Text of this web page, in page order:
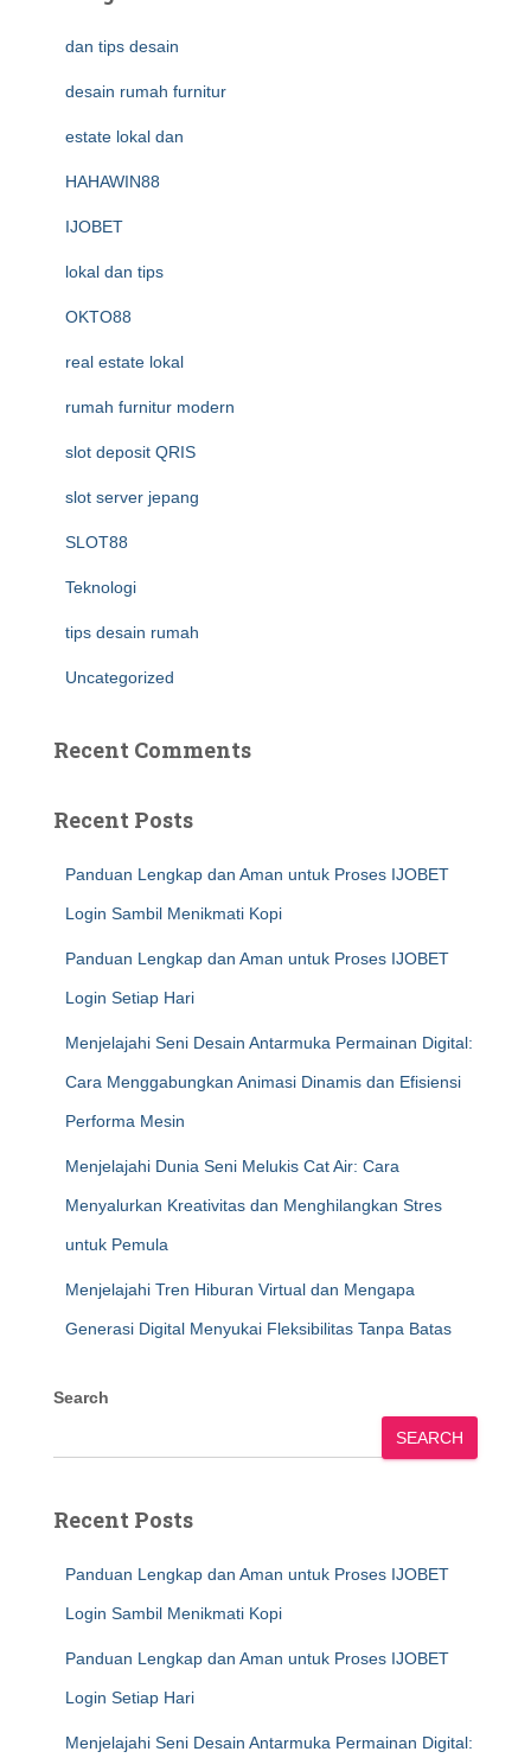
dan tips desain
desain rumah furnitur
estate lokal dan
HAHAWIN88
IJOBET
lokal dan tips
OKTO88
real estate lokal
rumah furnitur modern
slot deposit QRIS
slot server jepang
SLOT88
Teknologi
tips desain rumah
Uncategorized
Recent Comments
Recent Posts
Panduan Lengkap dan Aman untuk Proses IJOBET
Login Sambil Menikmati Kopi
Panduan Lengkap dan Aman untuk Proses IJOBET
Login Setiap Hari
Menjelajahi Seni Desain Antarmuka Permainan Digital:
Cara Menggabungkan Animasi Dinamis dan Efisiensi
Performa Mesin
Menjelajahi Dunia Seni Melukis Cat Air: Cara
Menyalurkan Kreativitas dan Menghilangkan Stres
untuk Pemula
Menjelajahi Tren Hiburan Virtual dan Mengapa
Generasi Digital Menyukai Fleksibilitas Tanpa Batas
Search
SEARCH
Recent Posts
Panduan Lengkap dan Aman untuk Proses IJOBET
Login Sambil Menikmati Kopi
Panduan Lengkap dan Aman untuk Proses IJOBET
Login Setiap Hari
Menjelajahi Seni Desain Antarmuka Permainan Digital: